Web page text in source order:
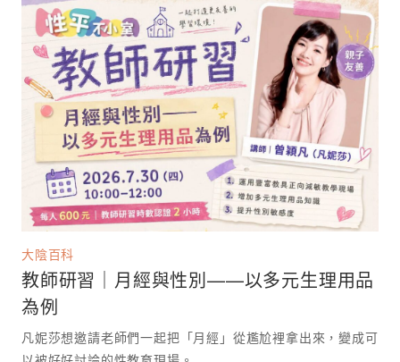
大陰百科
教師研習｜月經與性別——以多元生理用品
為例
凡妮莎想邀請老師們一起把「月經」從尷尬裡拿出來，變成可